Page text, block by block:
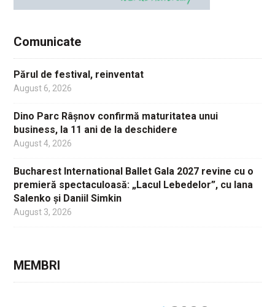
Comunicate
Părul de festival, reinventat
August 6, 2026
Dino Parc Râșnov confirmă maturitatea unui
business, la 11 ani de la deschidere
August 4, 2026
Bucharest International Ballet Gala 2027 revine cu o
premieră spectaculoasă: „Lacul Lebedelor”, cu Iana
Salenko și Daniil Simkin
August 3, 2026
MEMBRI